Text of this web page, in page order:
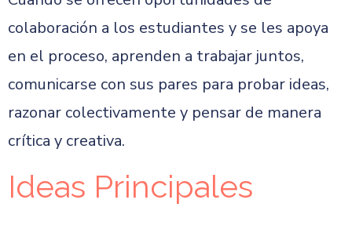
colaboración a los estudiantes y se les apoya
en el proceso, aprenden a trabajar juntos,
comunicarse con sus pares para probar ideas,
razonar colectivamente y pensar de manera
crítica y creativa.
Ideas Principales